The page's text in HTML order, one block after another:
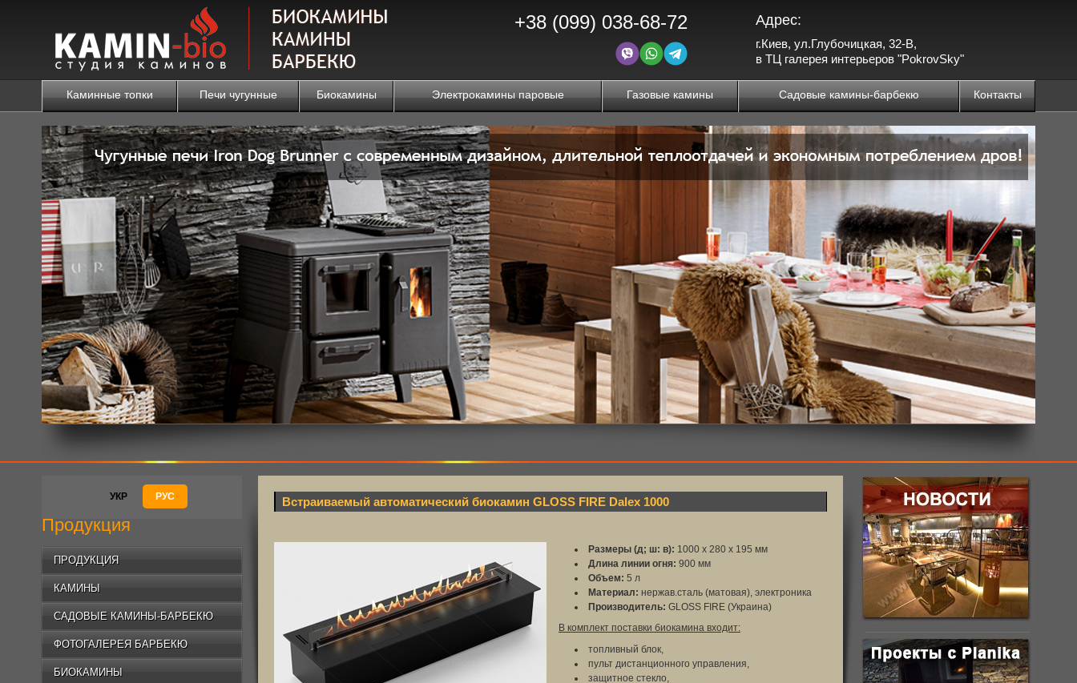
+38 (099) 038-68-72 Адрес:
г.Киев, ул.Глубочицкая, 32-В,
в ТЦ галерея интерьеров "PokrovSky"
Каминные топки Печи чугунные Биокамины Электрокамины паровые Газовые камины Садовые камины-барбекю Контакты
УКР РУС
Продукция
ПРОДУКЦИЯ
КАМИНЫ
САДОВЫЕ КАМИНЫ-БАРБЕКЮ
ФОТОГАЛЕРЕЯ БАРБЕКЮ
БИОКАМИНЫ
Встраиваемый автоматический биокамин GLOSS FIRE Dalex 1000
Размеры (д; ш: в): 1000 х 280 х 195 мм
Длина линии огня: 900 мм
Объем: 5 л
Материал: нержав.сталь (матовая), электроника
Производитель: GLOSS FIRE (Украина)
В комплект поставки биокамина входит:
топливный блок,
пульт дистанционного управления,
защитное стекло,